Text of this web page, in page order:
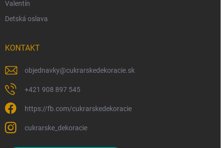
Valentín
Detská oslava
KONTAKT
objednavky@cukrarskedekoracie.sk
+421 908 897 545
https://fb.com/cukrarskedekoracie
cukrarske_dekoracie